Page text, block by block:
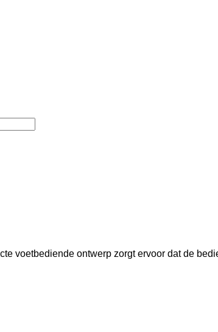
voetbediende ontwerp zorgt ervoor dat de